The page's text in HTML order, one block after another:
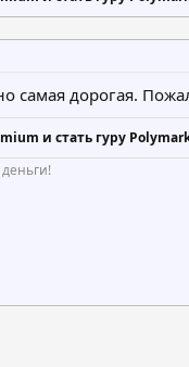
самая дорогая.
и стать гуру